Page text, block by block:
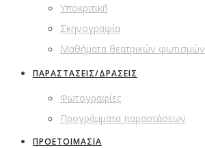
Υποκριτική
Σκηνογραφία
Μαθήματα θεατρικών φωτισμών
ΠΑΡΑΣΤΑΣΕΙΣ/ΔΡΑΣΕΙΣ
Φωτογραφίες
Προγράμματα παραστάσεων
ΠΡΟΕΤΟΙΜΑΣΙΑ